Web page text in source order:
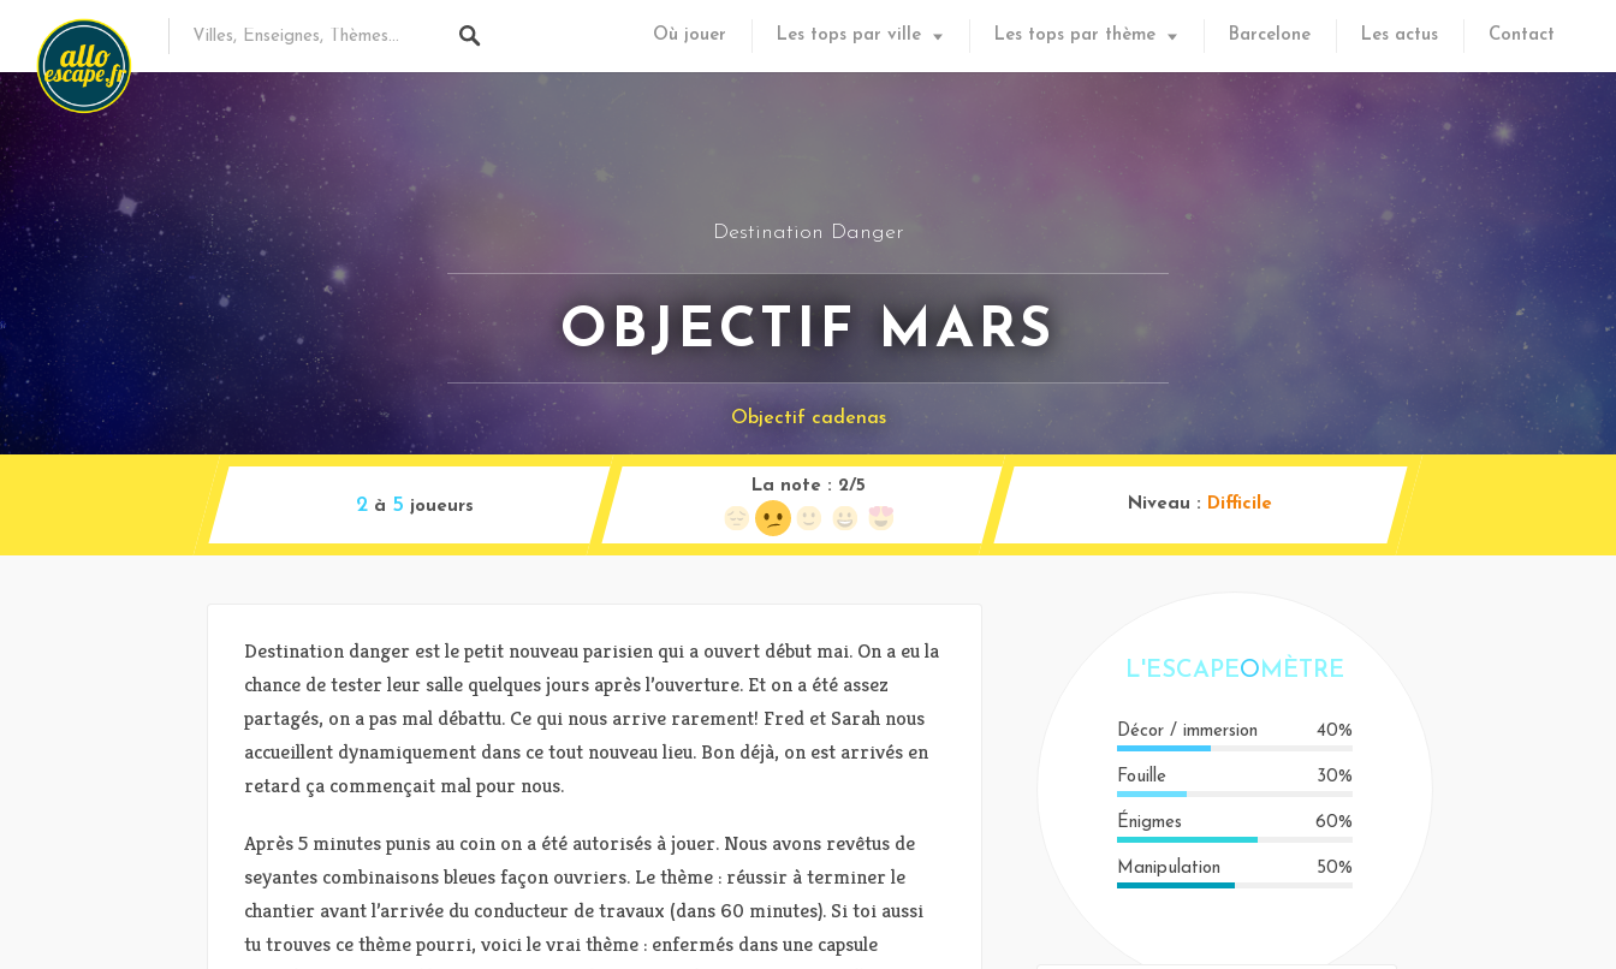
Où jouer Les tops par ville Les tops par thème Barcelone Les actus Contact
Destination Danger
OBJECTIF MARS
Objectif cadenas
2 à 5 joueurs
La note : 2/5
Niveau : Difficile
Destination danger est le petit nouveau parisien qui a ouvert début mai. On a eu la
chance de tester leur salle quelques jours après l’ouverture. Et on a été assez
partagés, on a pas mal débattu. Ce qui nous arrive rarement! Fred et Sarah nous
accueillent dynamiquement dans ce tout nouveau lieu. Bon déjà, on est arrivés en
retard ça commençait mal pour nous.
Après 5 minutes punis au coin on a été autorisés à jouer. Nous avons revêtus de
seyantes combinaisons bleues façon ouvriers. Le thème : réussir à terminer le
chantier avant l’arrivée du conducteur de travaux (dans 60 minutes). Si toi aussi
tu trouves ce thème pourri, voici le vrai thème : enfermés dans une capsule
L'ESCAPEOMÈTRE
Décor / immersion 40%
Fouille 30%
Énigmes 60%
Manipulation 50%